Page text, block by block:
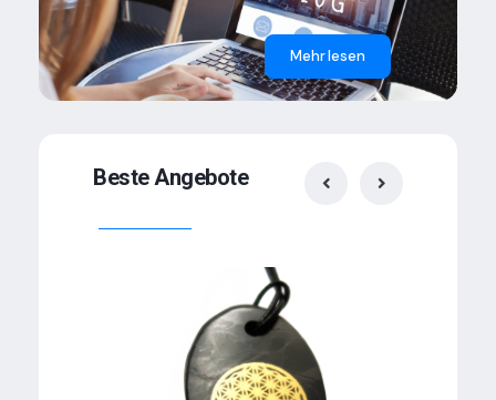
Mehr lesen
Beste Angebote